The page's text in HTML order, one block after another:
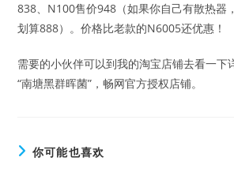
838、N100售价948（如果你自己有散热器
划算888）。价格比老款的N6005还优惠！
需要的小伙伴可以到我的淘宝店铺去看一下
“南塘黑群晖菌”，畅网官方授权店铺。
你可能也喜欢